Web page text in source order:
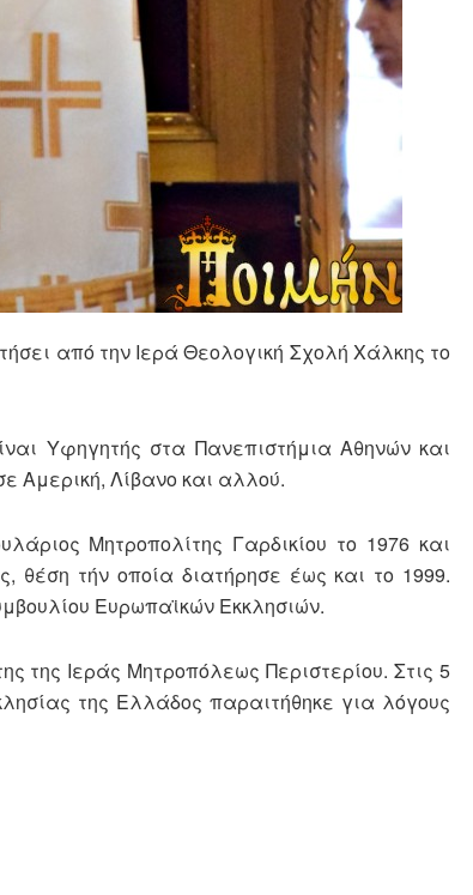
από την Ιερά Θεολογική Σχολή Χάλκης το
Υφηγητής στα Πανεπιστήμια Αθηνών και
Αμερική, Λίβανο και αλλού.
Μητροπολίτης Γαρδικίου το 1976 και
θέση τήν οποία διατήρησε έως και το 1999.
Ευρωπαϊκών Εκκλησιών.
της Ιεράς Μητροπόλεως Περιστερίου. Στις 5
της Ελλάδος παραιτήθηκε για λόγους